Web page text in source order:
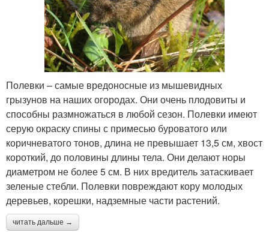
Полевки – самые вредоносные из мышевидных
грызунов на наших огородах. Они очень плодовиты и
способны размножаться в любой сезон. Полевки имеют
серую окраску спины с примесью буроватого или
коричневатого тонов, длина не превышает 13,5 см, хвост
короткий, до половины длины тела. Они делают норы
диаметром не более 5 см. В них вредитель затаскивает
зеленые стебли. Полевки повреждают кору молодых
деревьев, корешки, надземные части растений.
читать дальше →